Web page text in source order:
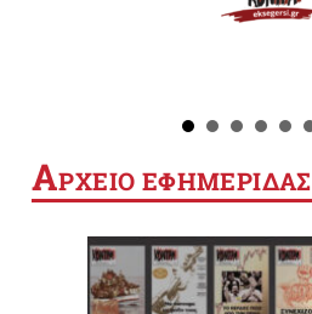
ΑΡΧΕΙΟ ΕΦΗΜΕΡΙΔΑΣ